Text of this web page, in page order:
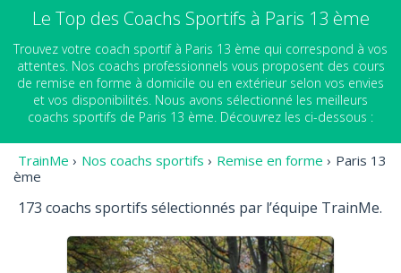
Le Top des Coachs Sportifs à Paris 13 ème
Trouvez votre coach sportif à Paris 13 ème qui correspond à vos
attentes. Nos coachs professionnels vous proposent des cours
de remise en forme à domicile ou en extérieur selon vos envies
et vos disponibilités. Nous avons sélectionné les meilleurs
coachs sportifs de Paris 13 ème. Découvrez les ci-dessous :
TrainMe › Nos coachs sportifs › Remise en forme › Paris 13
ème
173 coachs sportifs sélectionnés par l’équipe TrainMe.